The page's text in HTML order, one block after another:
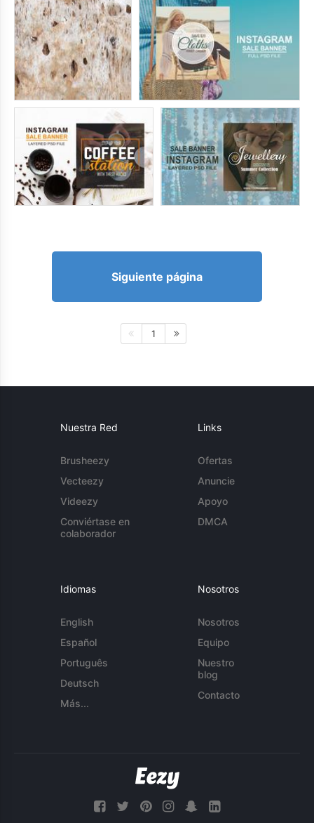
Siguiente página
1
Nuestra Red
Brusheezy
Vecteezy
Videezy
Conviértase en
colaborador
Links
Ofertas
Anuncie
Apoyo
DMCA
Idiomas
English
Español
Português
Deutsch
Más...
Nosotros
Nosotros
Equipo
Nuestro
blog
Contacto